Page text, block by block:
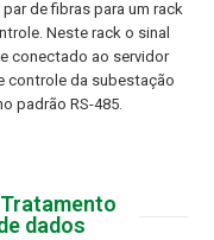
de fibras para um rack
Neste rack o sinal
conectado ao servidor
controle da subestação
padrão RS-485.
dados